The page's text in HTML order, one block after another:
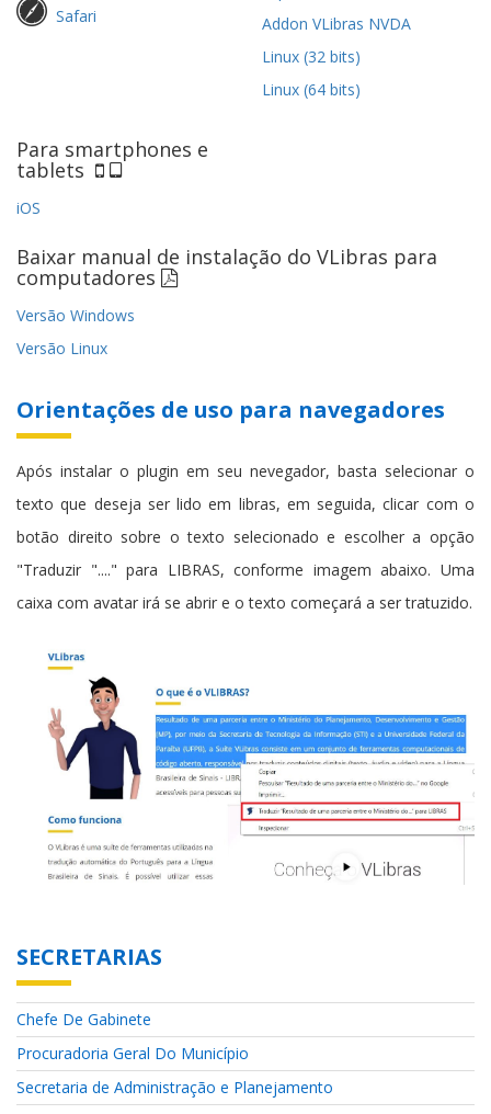
Safari
Addon VLibras NVDA
Linux (32 bits)
Linux (64 bits)
Para smartphones e
tablets
iOS
Baixar manual de instalação do VLibras para
computadores
Versão Windows
Versão Linux
Orientações de uso para navegadores
Após instalar o plugin em seu nevegador, basta selecionar o
texto que deseja ser lido em libras, em seguida, clicar com o
botão direito sobre o texto selecionado e escolher a opção
"Traduzir "...." para LIBRAS, conforme imagem abaixo. Uma
caixa com avatar irá se abrir e o texto começará a ser tratuzido.
SECRETARIAS
Chefe De Gabinete
Procuradoria Geral Do Município
Secretaria de Administração e Planejamento